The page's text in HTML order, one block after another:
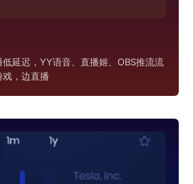
延迟，YY语音、直播姬、OBS推流流
，边直播